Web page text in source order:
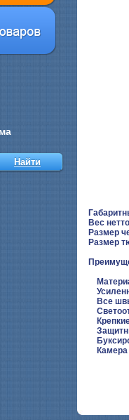
Вес
Размер
Размер
Все
Камера